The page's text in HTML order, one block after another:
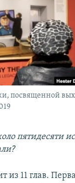
посвященной
пятидесяти
из 11 глав.